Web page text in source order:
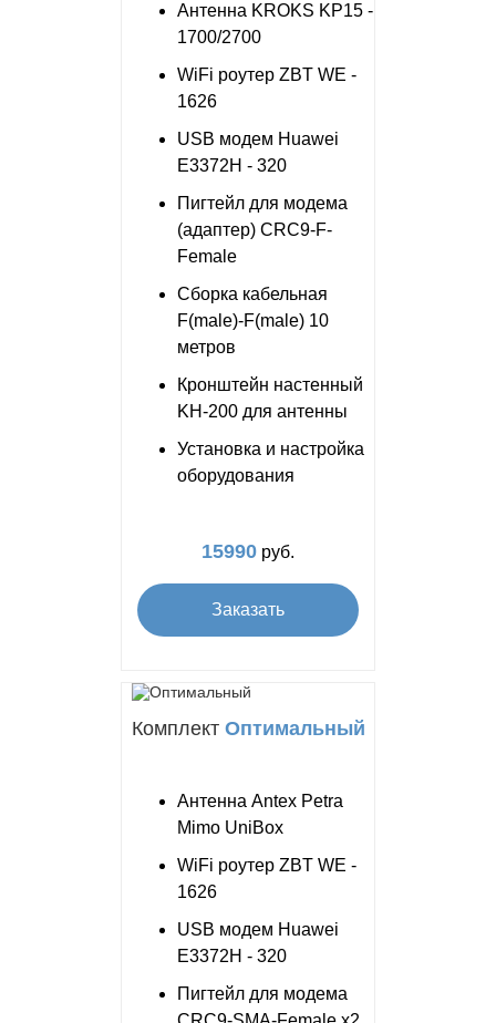
Антенна KROKS KP15 -
1700/2700
WiFi роутер ZBT WE -
1626
USB модем Huawei
E3372H - 320
Пигтейл для модема
(адаптер) CRC9-F-
Female
Сборка кабельная
F(male)-F(male) 10
метров
Кронштейн настенный
KH-200 для антенны
Установка и настройка
оборудования
15990 руб.
Заказать
Комплект Оптимальный
Антенна Antex Petra
Mimo UniBox
WiFi роутер ZBT WE -
1626
USB модем Huawei
E3372H - 320
Пигтейл для модема